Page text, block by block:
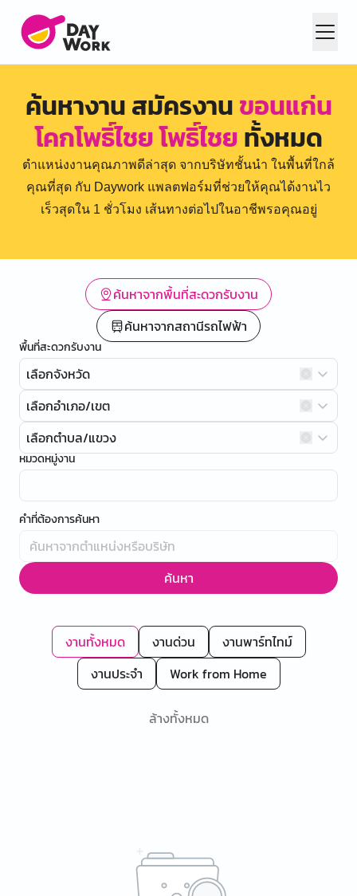
ค้นหางาน สมัครงานขอนแก่น
โคกโพธิ์ไชย โพธิ์ไชยทั้งหมด
ตำแหน่งงานคุณภาพดีล่าสุด จากบริษัทชั้นนำ ในพื้นที่ใกล้
คุณที่สุด กับ Daywork แพลตฟอร์มที่ช่วยให้คุณได้งานไว
เร็วสุดใน 1 ชั่วโมง เส้นทางต่อไปในอาชีพรอคุณอยู่
ค้นหาจากพื้นที่สะดวกรับงาน
ค้นหาจากสถานีรถไฟฟ้า
พื้นที่สะดวกรับงาน
เลือกจังหวัด
เลือกอำเภอ/เขต
เลือกตำบล/แขวง
หมวดหมู่งาน
คำที่ต้องการค้นหา
ค้นหา
งานทั้งหมด งานด่วน
งานพาร์ทไทม์
งานประจำ
Work from Home
ล้างทั้งหมด